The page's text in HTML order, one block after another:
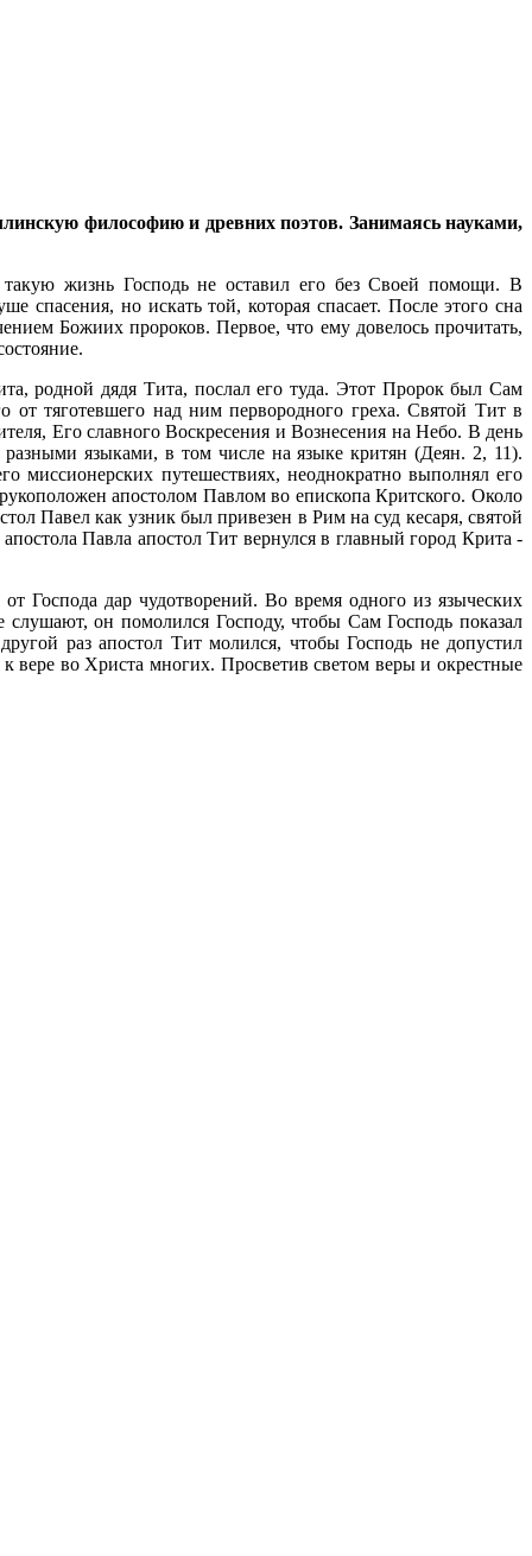
философию и древних поэтов. Занимаясь науками,
такую жизнь Господь не оставил его без Своей помощи. В
спасения, но искать той, которая спасает. После этого сна
Божиих пророков. Первое, что ему довелось прочитать,
родной дядя Тита, послал его туда. Этот Пророк был Сам
тяготевшего над ним первородного греха. Святой Тит в
Его славного Воскресения и Вознесения на Небо. В день
языками, в том числе на языке критян (Деян. 2, 11).
путешествиях, неоднократно выполнял его
апостолом Павлом во епископа Критского. Около
Павел как узник был привезен в Рим на суд кесаря, святой
Павла апостол Тит вернулся в главный город Крита -
Господа дар чудотворений. Во время одного из языческих
он помолился Господу, чтобы Сам Господь показал
раз апостол Тит молился, чтобы Господь не допустил
вере во Христа многих. Просветив светом веры и окрестные